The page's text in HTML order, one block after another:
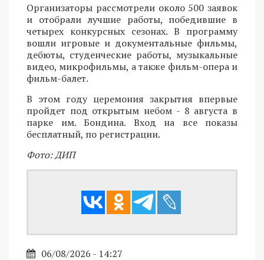
Организаторы рассмотрели около 500 заявок
и отобрали лучшие работы, победившие в
четырех конкурсных сезонах. В программу
вошли игровые и документальные фильмы,
дебюты, студенческие работы, музыкальные
видео, микрофильмы, а также фильм-опера и
фильм-балет.
В этом году церемония закрытия впервые
пройдет под открытым небом - 8 августа в
парке им. Бондина. Вход на все показы
бесплатный, по регистрации.
Фото: ДИП
06/08/2026 - 14:27